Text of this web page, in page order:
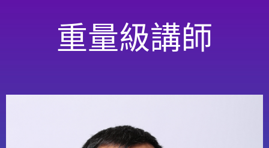
QA 時間與解決方案攤位展示
重量級講師